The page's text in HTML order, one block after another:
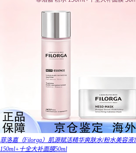
菲洛嘉（Filorga）肌源赋活精华爽肤水/粉水美容液
150ml+十全大补面膜50ml